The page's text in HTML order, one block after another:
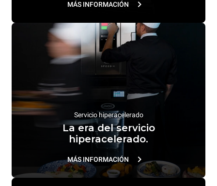
MÁS INFORMACIÓN
Servicio hiperacelerado
La era del servicio
hiperacelerado.
MÁS INFORMACIÓN